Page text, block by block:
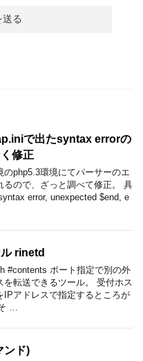
で出たsyntax errorの
修正
のphp5.3環境にてパーサーのエ
るので、ざっと調べて修正。 具
error, unexpected $end, e
rinetd
#contents ポート指定で別の外
を転送できるツール。 受付ホス
IPアドレスで指定するところが
…
ンド)